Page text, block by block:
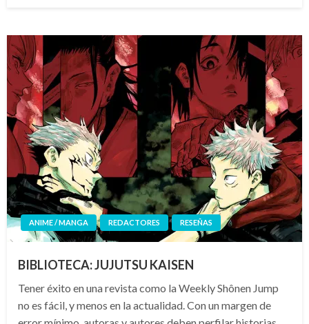
ANIME / MANGA REDACTORES RESEÑAS
BIBLIOTECA: JUJUTSU KAISEN
Tener éxito en una revista como la Weekly Shônen Jump
no es fácil, y menos en la actualidad. Con un margen de